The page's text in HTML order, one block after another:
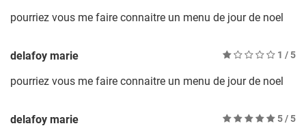
pourriez vous me faire connaitre un menu de jour de noel
delafoy marie 1 / 5
pourriez vous me faire connaitre un menu de jour de noel
delafoy marie 5/ 5